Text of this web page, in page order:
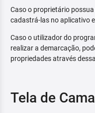
Caso o proprietário
cadastrá-las no aplicativo
Caso o utilizador do
realizar a demarcação,
propriedades através
Tela de